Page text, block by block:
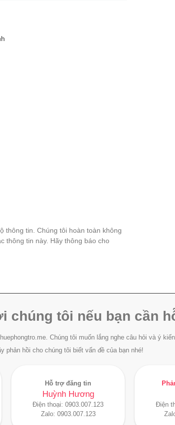
thông tin. Chúng tôi hoàn toàn không
thông tin này. Hãy thông báo cho
chúng tôi nếu bạn cần
Chúng tôi muốn lắng nghe câu hỏi và ý
phản hồi cho chúng tôi biết vấn đề của bạn nhé!
Hỗ trợ đăng tin
Huỳnh Hương
Điện thoại: 0903.007.123
Zalo: 0903.007.123
Điện